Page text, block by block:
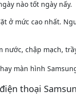
nào tốt ngày nấy.
ở mức cao nhất.
nước, chập mạch,
thoại